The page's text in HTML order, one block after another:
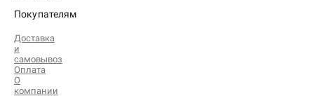
Покупателям
Доставка
и
самовывоз
Оплата
О
компании